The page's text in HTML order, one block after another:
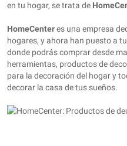
en tu hogar, se trata de
HomeCenteres una empresa
hogares, y ahora han puesto a
donde podrás comprar desde
herramientas, productos de
para la decoración del hogar y
decorar la casa de tus sueños.